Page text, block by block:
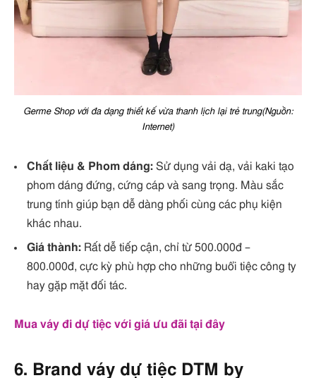
Germe Shop với đa dạng thiết kế vừa thanh lịch lại trẻ trung(Nguồn:
Internet)
Chất liệu & Phom dáng: Sử dụng vải dạ, vải kaki tạo
phom dáng đứng, cứng cáp và sang trọng. Màu sắc
trung tính giúp bạn dễ dàng phối cùng các phụ kiện
khác nhau.
Giá thành: Rất dễ tiếp cận, chỉ từ 500.000đ –
800.000đ, cực kỳ phù hợp cho những buổi tiệc công ty
hay gặp mặt đối tác.
Mua váy đi dự tiệc với giá ưu đãi tại đây
6. Brand váy dự tiệc DTM by